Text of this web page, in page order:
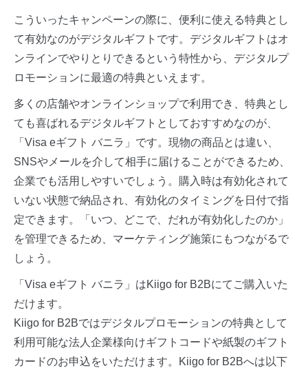
こういったキャンペーンの際に、便利に使える特典とし
て有効なのがデジタルギフトです。デジタルギフトはオ
ンラインでやりとりできるという特性から、デジタルプ
ロモーションに最適の特典といえます。
多くの店舗やオンラインショップで利用でき、特典とし
ても喜ばれるデジタルギフトとしておすすめなのが、
「Visa eギフト バニラ」です。現物の商品とは違い、
SNSやメールを介して相手に届けることができるため、
企業でも活用しやすいでしょう。購入時は有効化されて
いない状態で納品され、有効化のタイミングを日付で指
定できます。「いつ、どこで、だれが有効化したのか」
を管理できるため、マーケティング施策にもつながるで
しょう。
「Visa eギフト バニラ」はKiigo for B2Bにてご購入いた
だけます。
Kiigo for B2Bではデジタルプロモーションの特典として
利用可能な法人企業様向けギフトコードや紙製のギフト
カードのお申込をいただけます。Kiigo for B2Bへは以下